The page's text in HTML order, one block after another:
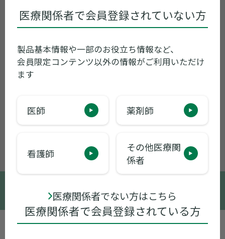
医療関係者で会員登録されていない方
製品基本情報や一部のお役立ち情報など、
会員限定コンテンツ以外の情報がご利用いただけ
ます
医師 薬剤師
看護師
その他医療関
係者
医療関係者でない方はこちら
医療関係者で会員登録されている方
© 2005-2026 Sumitomo Pharma Co., Ltd.